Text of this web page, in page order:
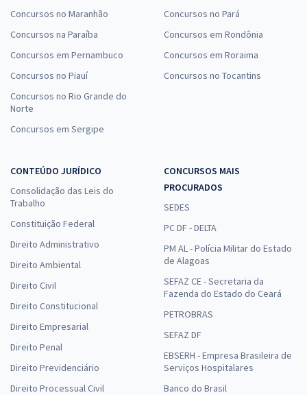
Concursos no Maranhão
Concursos na Paraíba
Concursos em Pernambuco
Concursos no Piauí
Concursos no Rio Grande do
Norte
Concursos em Sergipe
Concursos no Pará
Concursos em Rondônia
Concursos em Roraima
Concursos no Tocantins
CONTEÚDO JURÍDICO
Consolidação das Leis do
Trabalho
Constituição Federal
Direito Administrativo
Direito Ambiental
Direito Civil
Direito Constitucional
Direito Empresarial
Direito Penal
Direito Previdenciário
Direito Processual Civil
CONCURSOS MAIS
PROCURADOS
SEDES
PC DF - DELTA
PM AL - Polícia Militar do Estado
de Alagoas
SEFAZ CE - Secretaria da
Fazenda do Estado do Ceará
PETROBRAS
SEFAZ DF
EBSERH - Empresa Brasileira de
Serviços Hospitalares
Banco do Brasil